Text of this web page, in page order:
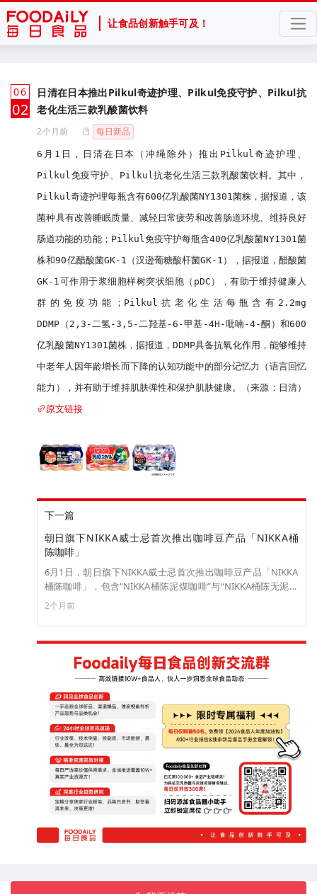
让食品创新触手可及！
06
月
02
日清在日本推出Pilkul奇迹护理、Pilkul免疫守护、Pilkul抗
老化生活三款乳酸菌饮料
2个月前 每日新品
6月1日，日清在日本（冲绳除外）推出Pilkul奇迹护理、
Pilkul免疫守护、Pilkul抗老化生活三款乳酸菌饮料。其中，
Pilkul奇迹护理每瓶含有600亿乳酸菌NY1301菌株，据报道，该
菌种具有改善睡眠质量、减轻日常疲劳和改善肠道环境、维持良好
肠道功能的功能；Pilkul免疫守护每瓶含400亿乳酸菌NY1301菌
株和90亿醋酸菌GK-1（汉逊葡糖酸杆菌GK-1），据报道，醋酸菌
GK-1可作用于浆细胞样树突状细胞（pDC），有助于维持健康人
群的免疫功能；Pilkul抗老化生活每瓶含有2.2mg
DDMP（2,3-二氢-3,5-二羟基-6-甲基-4H-吡喃-4-酮）和600
亿乳酸菌NY1301菌株，据报道，DDMP具备抗氧化作用，能够维持
中老年人因年龄增长而下降的认知功能中的部分记忆力（语言回忆
能力），并有助于维持肌肤弹性和保护肌肤健康。（来源：日清）
原文链接
下一篇
朝日旗下NIKKA威士忌首次推出咖啡豆产品「NIKKA桶
陈咖啡」
6月1日，朝日旗下NIKKA威士忌首次推出咖啡豆产品「NIKKA
桶陈咖啡」，包含“NIKKA桶陈泥煤咖啡”与“NIKKA桶陈无泥煤
咖啡”两款。其中，泥煤款将生咖啡豆放入之前用于陈酿北海道
余市蒸馏所蒸馏的重泥煤味麦芽威士忌的木桶中陈酿，呈现出
泥煤风味与果香；无泥煤款采用仙台宫城峡蒸馏所的非泥煤味
麦芽威士忌旧酒桶陈酿生咖啡豆，具有浓郁优雅的香气与甜
味。两款新品已在余市蒸馏所和宫城峡蒸馏所的商店上线，售
价均为3000日元/袋（不含税，折合人民币约为127元）。（来
2个月前